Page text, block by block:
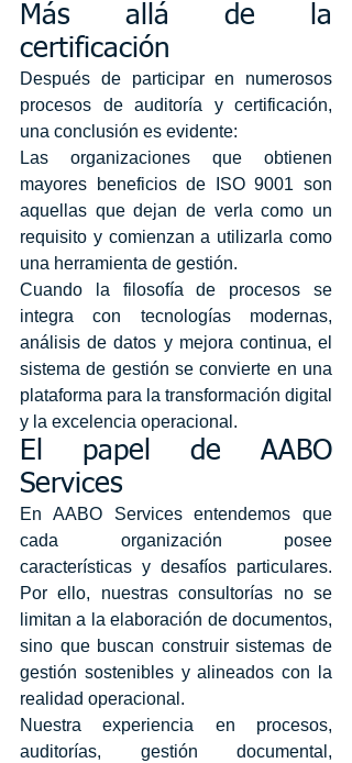
Más allá de la
certificación
Después de participar en numerosos
procesos de auditoría y certificación,
una conclusión es evidente:
Las organizaciones que obtienen
mayores beneficios de ISO 9001 son
aquellas que dejan de verla como un
requisito y comienzan a utilizarla como
una herramienta de gestión.
Cuando la filosofía de procesos se
integra con tecnologías modernas,
análisis de datos y mejora continua, el
sistema de gestión se convierte en una
plataforma para la transformación digital
y la excelencia operacional.
El papel de AABO
Services
En AABO Services entendemos que
cada organización posee
características y desafíos particulares.
Por ello, nuestras consultorías no se
limitan a la elaboración de documentos,
sino que buscan construir sistemas de
gestión sostenibles y alineados con la
realidad operacional.
Nuestra experiencia en procesos,
auditorías, gestión documental,